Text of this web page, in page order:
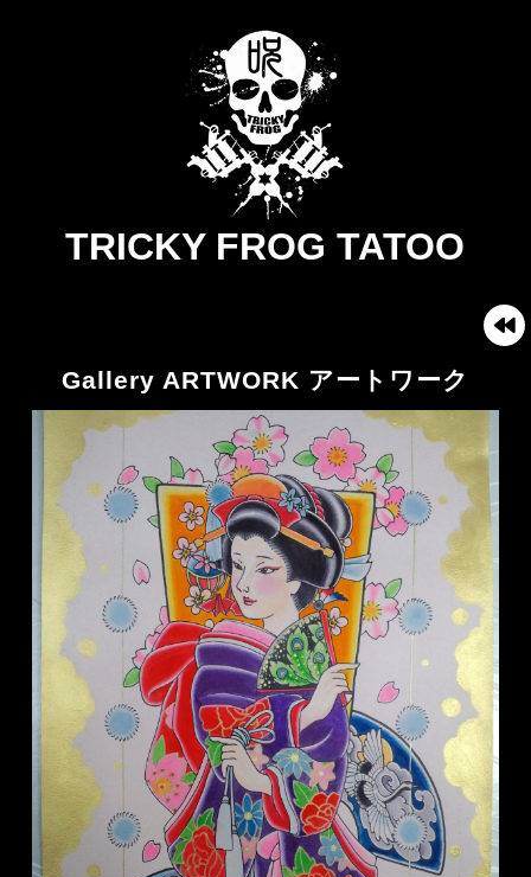
TRICKY FROG TATOO
Gallery ARTWORK アートワーク